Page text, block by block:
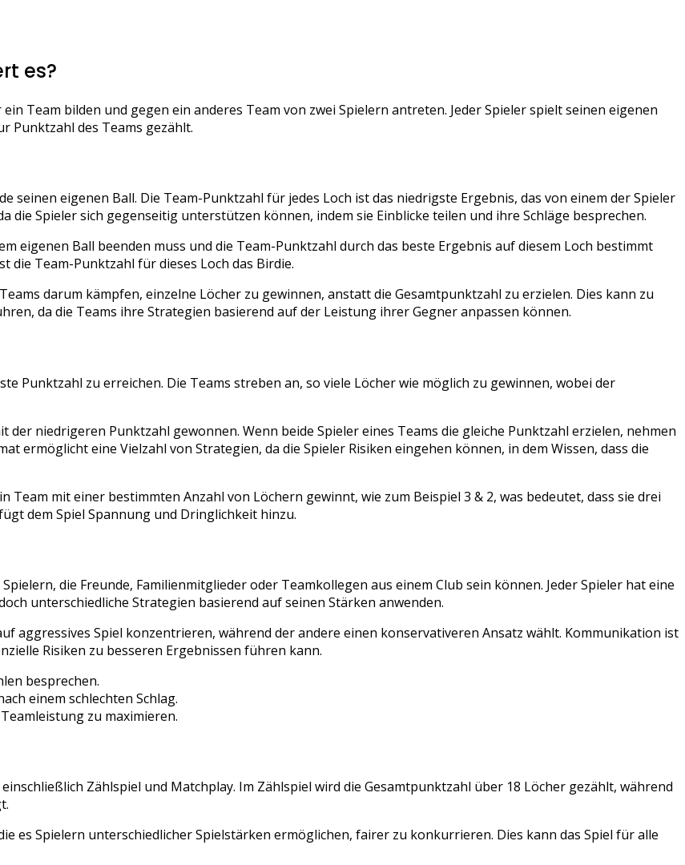
es?
Team bilden und gegen ein anderes Team von zwei Spielern antreten. Jeder Spieler spielt seinen eigenen
Punktzahl des Teams gezählt.
seinen eigenen Ball. Die Team-Punktzahl für jedes Loch ist das niedrigste Ergebnis, das von einem der Spieler
Spieler sich gegenseitig unterstützen können, indem sie Einblicke teilen und ihre Schläge besprechen.
eigenen Ball beenden muss und die Team-Punktzahl durch das beste Ergebnis auf diesem Loch bestimmt
die Team-Punktzahl für dieses Loch das Birdie.
darum kämpfen, einzelne Löcher zu gewinnen, anstatt die Gesamtpunktzahl zu erzielen. Dies kann zu
da die Teams ihre Strategien basierend auf der Leistung ihrer Gegner anpassen können.
Punktzahl zu erreichen. Die Teams streben an, so viele Löcher wie möglich zu gewinnen, wobei der
der niedrigeren Punktzahl gewonnen. Wenn beide Spieler eines Teams die gleiche Punktzahl erzielen, nehmen
ermöglicht eine Vielzahl von Strategien, da die Spieler Risiken eingehen können, in dem Wissen, dass die
mit einer bestimmten Anzahl von Löchern gewinnt, wie zum Beispiel 3 & 2, was bedeutet, dass sie drei
dem Spiel Spannung und Dringlichkeit hinzu.
die Freunde, Familienmitglieder oder Teamkollegen aus einem Club sein können. Jeder Spieler hat eine
unterschiedliche Strategien basierend auf seinen Stärken anwenden.
aggressives Spiel konzentrieren, während der andere einen konservativeren Ansatz wählt. Kommunikation ist
Risiken zu besseren Ergebnissen führen kann.
besprechen.
einem schlechten Schlag.
zu maximieren.
Zählspiel und Matchplay. Im Zählspiel wird die Gesamtpunktzahl über 18 Löcher gezählt, während
es Spielern unterschiedlicher Spielstärken ermöglichen, fairer zu konkurrieren. Dies kann das Spiel für alle